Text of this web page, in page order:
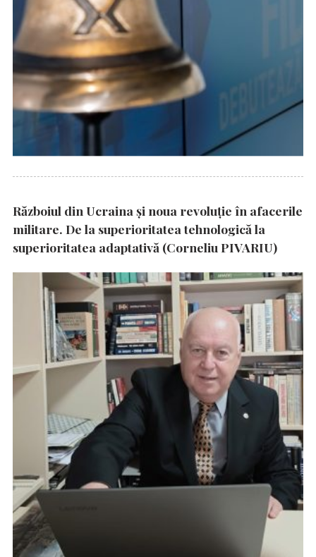
Războiul din Ucraina și noua revoluție în afacerile
militare. De la superioritatea tehnologică la
superioritatea adaptativă (Corneliu PIVARIU)